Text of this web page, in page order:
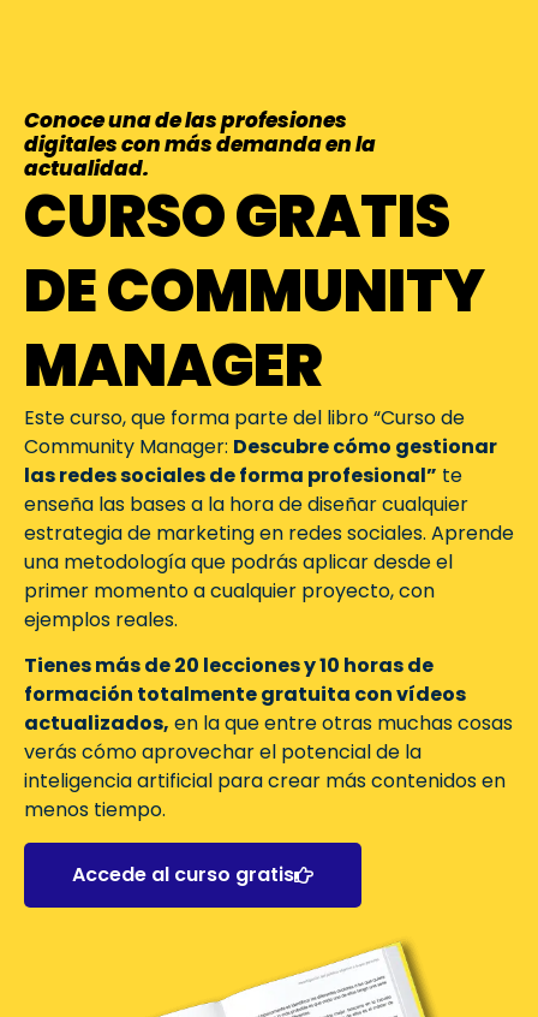
Conoce una de las profesiones
digitales con más demanda en la
actualidad.
CURSO GRATIS
DE COMMUNITY
MANAGER
Este curso, que forma parte del libro “Curso de
Community Manager: Descubre cómo gestionar
las redes sociales de forma profesional” te
enseña las bases a la hora de diseñar cualquier
estrategia de marketing en redes sociales. Aprende
una metodología que podrás aplicar desde el
primer momento a cualquier proyecto, con
ejemplos reales.
Tienes más de 20 lecciones y 10 horas de
formación totalmente gratuita con vídeos
actualizados, en la que entre otras muchas cosas
verás cómo aprovechar el potencial de la
inteligencia artificial para crear más contenidos en
menos tiempo.
Accede al curso gratis